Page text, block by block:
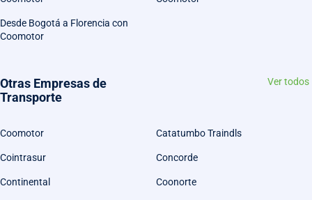
Desde Bogotá a Florencia con
Coomotor
Otras Empresas de
Transporte
Ver todos
Coomotor Catatumbo Traindls
Cointrasur Concorde
Continental Coonorte